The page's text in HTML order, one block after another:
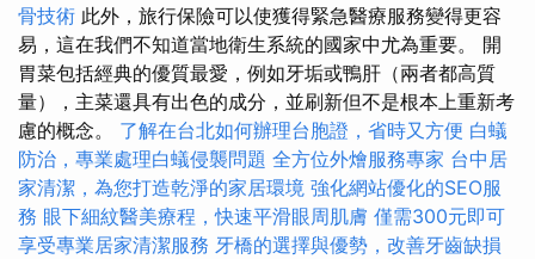
骨技術 此外，旅行保險可以使獲得緊急醫療服務變得更容
易，這在我們不知道當地衛生系統的國家中尤為重要。 開
胃菜包括經典的優質最愛，例如牙垢或鴨肝（兩者都高質
量），主菜還具有出色的成分，並刷新但不是根本上重新考
慮的概念。 了解在台北如何辦理台胞證，省時又方便 白蟻
防治，專業處理白蟻侵襲問題 全方位外燴服務專家 台中居
家清潔，為您打造乾淨的家居環境 強化網站優化的SEO服
務 眼下細紋醫美療程，快速平滑眼周肌膚 僅需300元即可
享受專業居家清潔服務 牙橋的選擇與優勢，改善牙齒缺損